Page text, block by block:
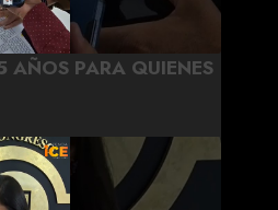
AÑOS PARA QUIENES